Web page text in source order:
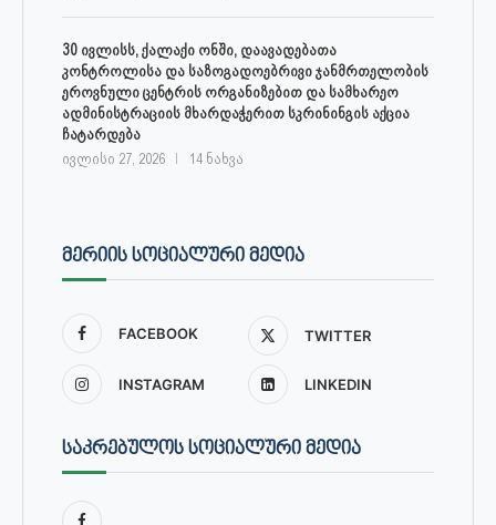
30 ივლისს, ქალაქი ონში, დაავადებათა
კონტროლისა და საზოგადოებრივი ჯანმრთელობის
ეროვნული ცენტრის ორგანიზებით და სამხარეო
ადმინისტრაციის მხარდაჭერით სკრინინგის აქცია
ჩატარდება
ივლისი 27, 2026 14 ნახვა
ᲛᲔᲠᲘᲘᲡ ᲡᲝᲪᲘᲐᲚᲣᲠᲘ ᲛᲔᲓᲘᲐ
FACEBOOK TWITTER
INSTAGRAM LINKEDIN
ᲡᲐᲙᲠᲔᲑᲣᲚᲝᲡ ᲡᲝᲪᲘᲐᲚᲣᲠᲘ ᲛᲔᲓᲘᲐ